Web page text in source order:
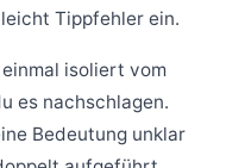
Tippfehler ein.
isoliert vom
es nachschlagen.
Bedeutung unklar